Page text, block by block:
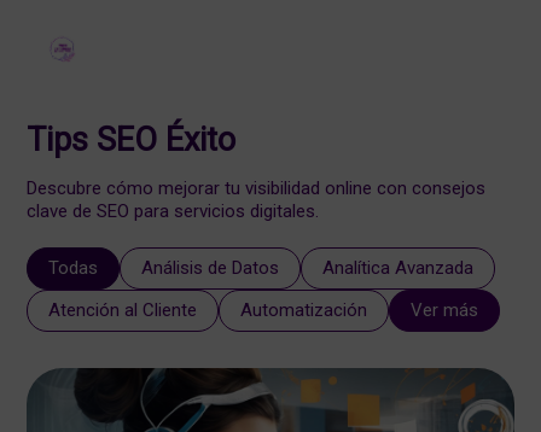
Tips SEO Éxito
Descubre cómo mejorar tu visibilidad online con consejos
clave de SEO para servicios digitales.
Todas Análisis de Datos
Analítica Avanzada
Atención al Cliente
Automatización Ver más